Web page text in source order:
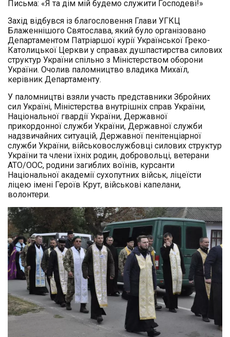
Письма: «Я та дім мій будемо служити Господеві!»
Захід відбувся із благословення Глави УГКЦ
Блаженнішого Святослава, який було організовано
Департаментом Патріаршої курії Української Греко-
Католицької Церкви у справах душпастирства силових
структур України спільно з Міністерством оборони
України. Очолив паломництво владика Михаїл,
керівник Департаменту.
У паломництві взяли участь представники Збройних
cил Україні, Міністерства внутрішніх справ України,
Національної гвардії України, Державної
прикордонної служби України, Державної служби
надзвичайних ситуацій, Державної пенітенціарної
служби України, військовослужбовці силових структур
України та члени їхніх родин, добровольці, ветерани
АТО/ООС, родини загиблих воїнів, курсанти
Національної академії сухопутних військ, ліцеїсти
ліцею імені Героїв Крут, військові капелани,
волонтери.